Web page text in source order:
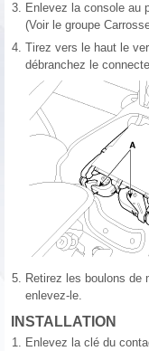
3. Enlevez la console au
(Voir le groupe
4. Tirez vers le haut le
débranchez le
5. Retirez les boulons de
enlevez-le.
INSTALLATION
1. Enlevez la clé du